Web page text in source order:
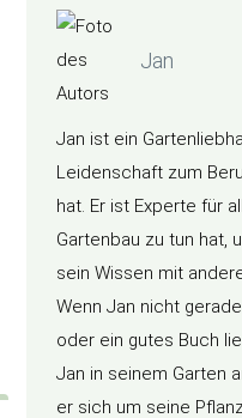
Jan
Jan ist ein
Leidenschaft zum
hat. Er ist Experte für
Gartenbau zu tun hat,
sein Wissen mit
Wenn Jan nicht
oder ein gutes Buch
Jan in seinem Garten
er sich um seine